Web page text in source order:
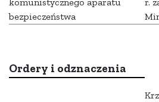
bezpieczeństwa
Ordery i odznaczenia